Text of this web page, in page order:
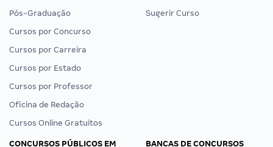
Pós-Graduação
Cursos por Concurso
Cursos por Carreira
Cursos por Estado
Cursos por Professor
Oficina de Redação
Cursos Online Gratuitos
Sugerir Curso
CONCURSOS PÚBLICOS EM
BANCAS DE CONCURSOS